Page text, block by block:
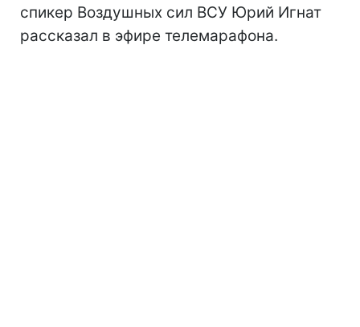
спикер Воздушных сил ВСУ Юрий Игнат
рассказал в эфире телемарафона.